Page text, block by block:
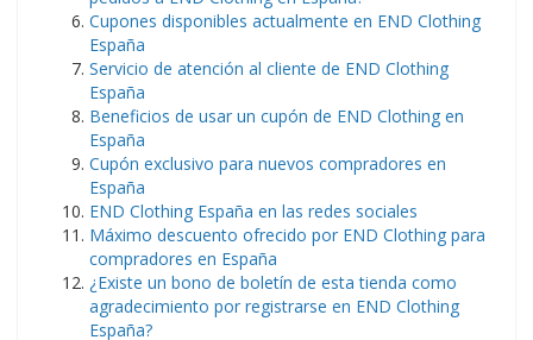
Cupones disponibles actualmente en END Clothing
España
Servicio de atención al cliente de END Clothing
España
Beneficios de usar un cupón de END Clothing en
España
Cupón exclusivo para nuevos compradores en
España
END Clothing España en las redes sociales
Máximo descuento ofrecido por END Clothing para
compradores en España
¿Existe un bono de boletín de esta tienda como
agradecimiento por registrarse en END Clothing
España?